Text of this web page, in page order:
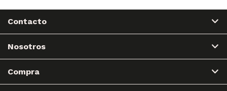
Contacto
Nosotros
Compra